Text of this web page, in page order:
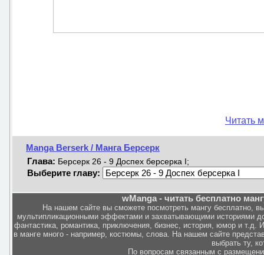
Читать
Manga Berserk / Манга Берсерк
Глава: Берсерк 26 - 9 Доспех берсерка I;
Выберите главу:
wManga - читать бесплатно
На нашем сайте вы сможете посмотреть мангу бесплатно,
мультипликационными эффектами и захватывающими историями
фантастика, романтика, приключения, бизнес, история, юмор и
в манге много - например, костюмы, слова. На нашем сайте
выбрать ту,
По вопросам связанным с